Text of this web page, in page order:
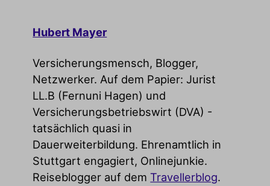
Hubert Mayer
Versicherungsmensch, Blogger,
Netzwerker. Auf dem Papier: Jurist
LL.B (Fernuni Hagen) und
Versicherungsbetriebswirt (DVA) -
tatsächlich quasi in
Dauerweiterbildung. Ehrenamtlich in
Stuttgart engagiert, Onlinejunkie.
Reiseblogger auf dem Travellerblog.